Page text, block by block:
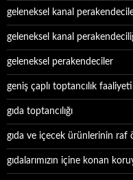
geleneksel kanal
geleneksel kanal
geleneksel perakendeciler
geniş çaplı toptancılık
gıda toptancılığı
gıda ve içecek ürünlerinin raf
gıdalarımızın içine konan